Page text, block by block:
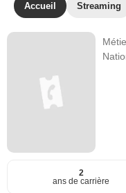
Accueil Streaming
2
ans de carrière